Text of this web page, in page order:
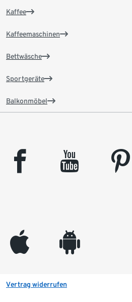
Kaffee
Kaffeemaschinen
Bettwäsche
Sportgeräte
Balkonmöbel
facebook youtube pinterest
appleinc android
Vertrag widerrufen